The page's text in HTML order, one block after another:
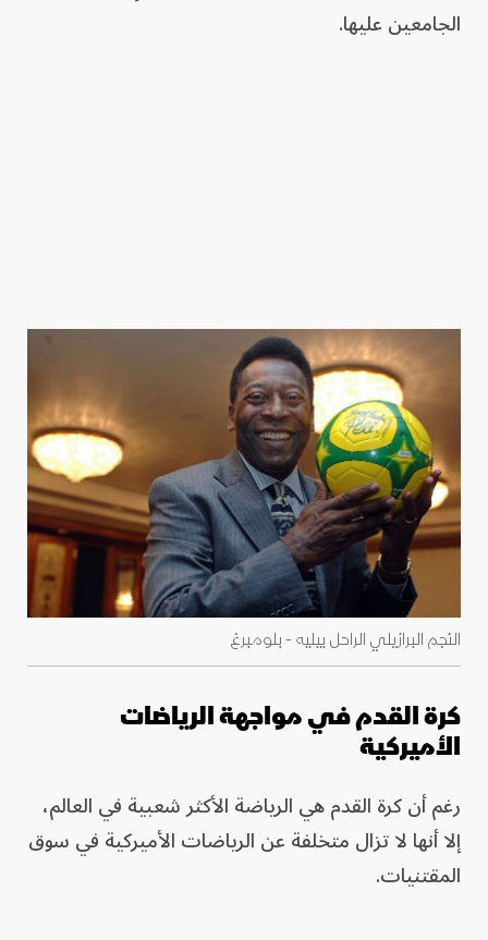
الجامعين عليها.
النجم البرازيلي الراحل بيليه - بلومبرغ
كرة القدم في مواجهة الرياضات
الأميركية
رغم أن كرة القدم هي الرياضة الأكثر شعبية في العالم،
إلا أنها لا تزال متخلفة عن الرياضات الأميركية في سوق
المقتنيات.